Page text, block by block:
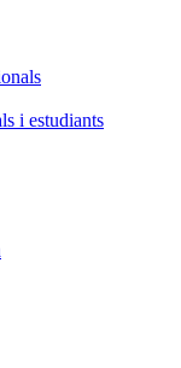
i estudiants